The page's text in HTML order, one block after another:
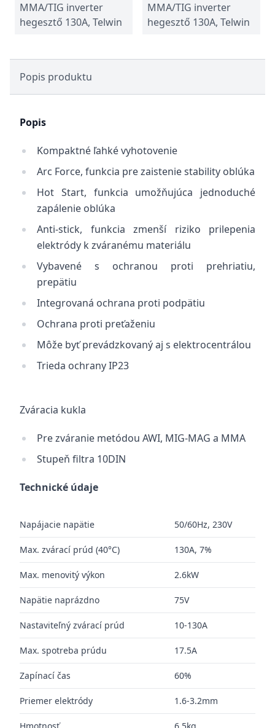
MMA/TIG inverter
hegesztő 130A, Telwin
MMA/TIG inverter
hegesztő 130A, Telwin
Popis produktu
Popis
Kompaktné ľahké vyhotovenie
Arc Force, funkcia pre zaistenie stability oblúka
Hot Start, funkcia umožňujúca jednoduché
zapálenie oblúka
Anti-stick, funkcia zmenší riziko prilepenia
elektródy k zváranému materiálu
Vybavené s ochranou proti prehriatiu,
prepätiu
Integrovaná ochrana proti podpätiu
Ochrana proti preťaženiu
Môže byť prevádzkovaný aj s elektrocentrálou
Trieda ochrany IP23
Zváracia kukla
Pre zváranie metódou AWI, MIG-MAG a MMA
Stupeň filtra 10DIN
Technické údaje
Napájacie napätie 50/60Hz, 230V
Max. zvárací prúd (40°C) 130A, 7%
Max. menovitý výkon 2.6kW
Napätie naprázdno 75V
Nastaviteľný zvárací prúd 10-130A
Max. spotreba prúdu 17.5A
Zapínací čas 60%
Priemer elektródy 1.6-3.2mm